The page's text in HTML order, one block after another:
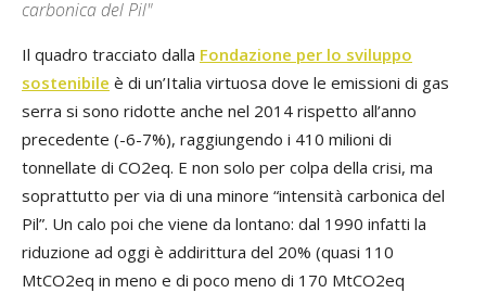
carbonica del Pil"
Il quadro tracciato dalla Fondazione per lo sviluppo
sostenibile è di un’Italia virtuosa dove le emissioni di gas
serra si sono ridotte anche nel 2014 rispetto all’anno
precedente (-6-7%), raggiungendo i 410 milioni di
tonnellate di CO2eq. E non solo per colpa della crisi, ma
soprattutto per via di una minore “intensità carbonica del
Pil”. Un calo poi che viene da lontano: dal 1990 infatti la
riduzione ad oggi è addirittura del 20% (quasi 110
MtCO2eq in meno e di poco meno di 170 MtCO2eq